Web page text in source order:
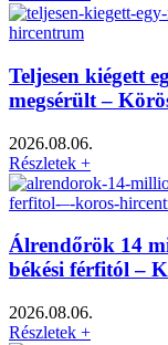
Teljesen kiégett
megsérült –
2026.08.06.
Részletek +
Álrendőrök 14
békési férfitól –
2026.08.06.
Részletek +